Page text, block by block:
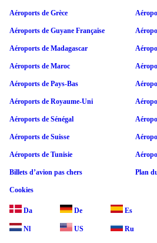
Aéroports de Grèce
Aéroports de Guyane Française
Aéroports de Madagascar
Aéroports de Maroc
Aéroports de Pays-Bas
Aéroports de Royaume-Uni
Aéroports de Sénégal
Aéroports de Suisse
Aéroports de Tunisie
Billets d’avion pas chers Plan
Cookies
Da De Es
Nl US Ru